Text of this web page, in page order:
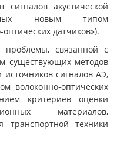
сигналов акустической
новым типом
датчиков»).
связанной с
существующих методов
сигналов АЭ,
волоконно-оптических
критериев оценки
материалов,
транспортной техники